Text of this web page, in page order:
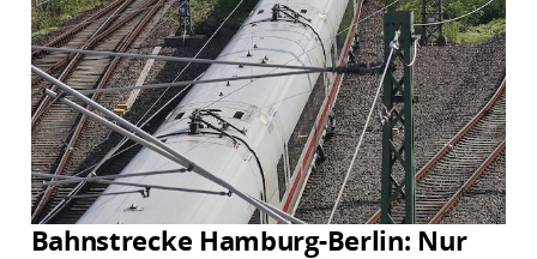
Bahnstrecke Hamburg-Berlin: Nur